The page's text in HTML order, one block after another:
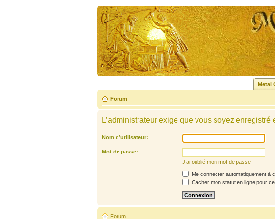
Metal
Forum
L’administrateur exige que vous soyez
Nom d’utilisateur:
Mot de passe:
J’ai oublié mon mot de passe
Me connecter automatiquement à
Cacher mon statut en ligne pour
Forum